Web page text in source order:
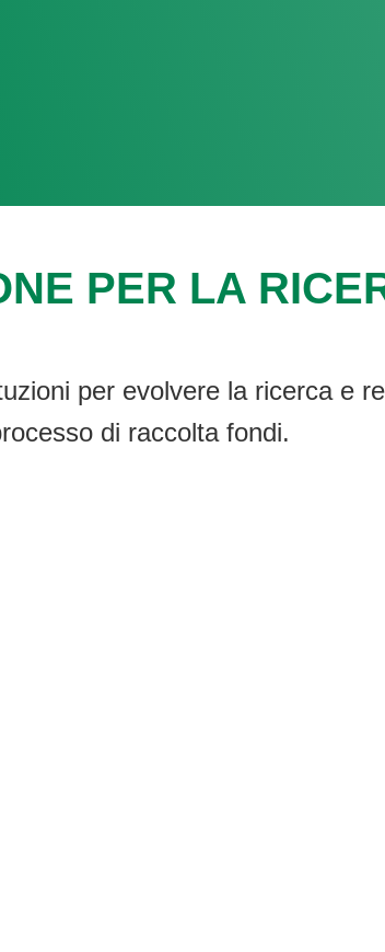
PER LA
per evolvere la ricerca e
di raccolta fondi.